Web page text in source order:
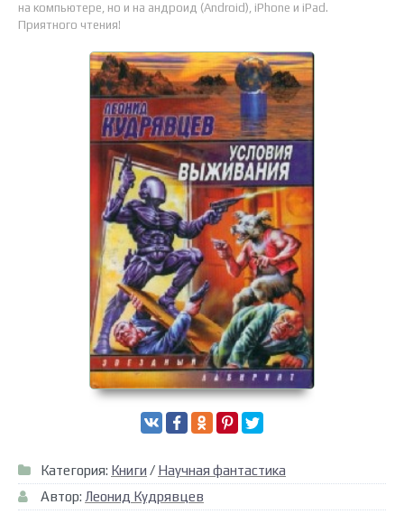
на компьютере, но и на андроид (Android), iPhone и iPad.
Приятного чтения!
Категория: Книги / Научная фантастика
Автор: Леонид Кудрявцев